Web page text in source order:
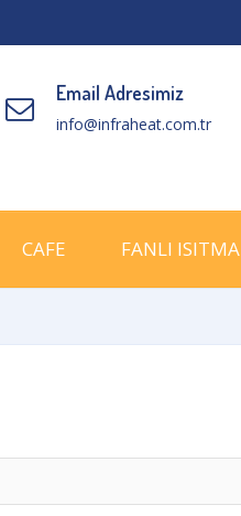
Email Adresimiz
info@infraheat.com.tr
CAFE FANLI ISITMA